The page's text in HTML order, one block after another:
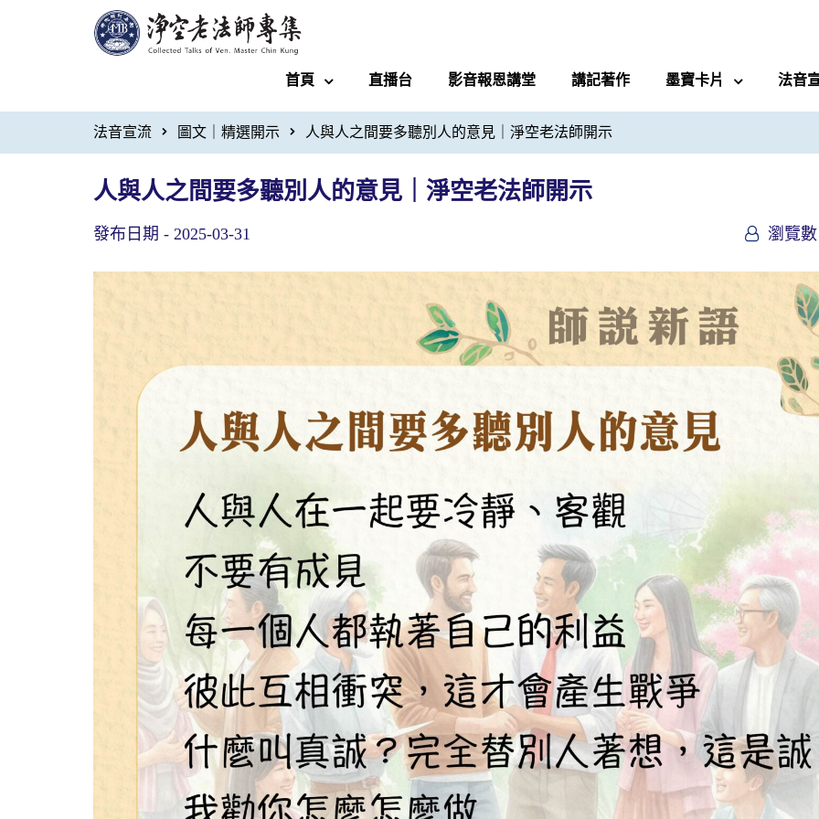
首頁 直播台 影音報恩講堂 講記著作 墨寶卡片 法音
法音宣流 圖文｜精選開示 人與人之間要多聽別人的意見｜淨空老法師開示
人與人之間要多聽別人的意見｜淨空老法師開示
發布日期 - 2025-03-31 瀏覽數